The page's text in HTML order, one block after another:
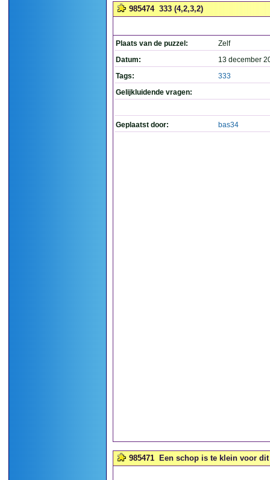
985474 333 (4,2,3,2)
Plaats van de puzzel:
Zelf
Datum:
13 december
Tags:
333
Gelijkluidende vragen:
Geplaatst door: bas34
985471 Een schop is te klein voor